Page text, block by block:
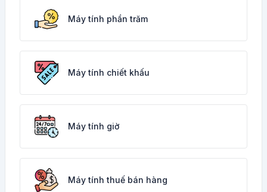
Máy tính phần trăm
Máy tính chiết khấu
Máy tính giờ
Máy tính thuế bán hàng